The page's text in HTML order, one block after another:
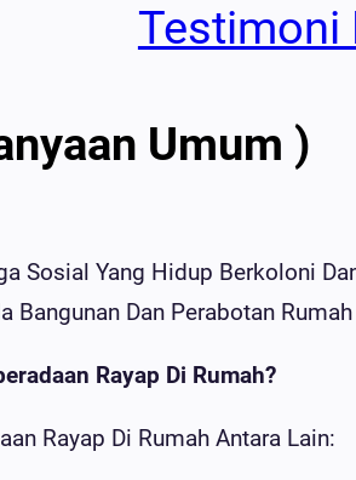
Testimoni
Umum )
Sosial Yang Hidup Berkoloni
Bangunan Dan Perabotan
Rayap Di Rumah?
Rayap Di Rumah Antara Lain: